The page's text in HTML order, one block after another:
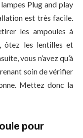
Plug and play
est très facile.
les ampoules à
ôtez les lentilles et
vous n’avez qu’à
soin de vérifier
Mettez donc la
pour